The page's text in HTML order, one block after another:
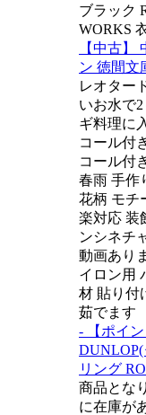
ブラック
WORKS
【中古】
ン 徳間文
レオター
いお水で
ギ料理に
コール付
コール付
春雨 手作
花柄 モチ
楽対応 装
ンシネチ
動画あり
イロン用
材 貼り付
茹でます
- 【ポイ
リング
商品とな
に在庫が